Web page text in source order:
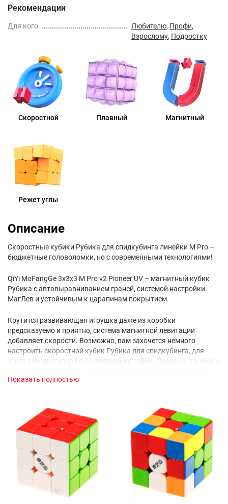
Рекомендации
Для кого Любителю, Профи,
Взрослому, Подростку
Скоростной Плавный Магнитный
Режет углы
Описание
Показать полностью
Скоростные кубики Рубика для спидкубинга линейки M Pro –
бюджетные головоломки, но с современными технологиями!
QiYi MoFangGe 3x3x3 M Pro v2 Pioneer UV – магнитный кубик
Рубика с автовыравниванием граней, системой настройки
МагЛев и устойчивым к царапинам покрытием.
Крутится развивающая игрушка даже из коробки
предсказуемо и приятно, система магнитной левитации
добавляет скорости. Возможно, вам захочется немного
настроить скоростной кубик Рубика для спидкубинга, для
этого вам доступно по 11 положений гайки. После настройки и
Такой регулировки хватит многим спидкуберам, которые
Крестовина с ответными магнитами в ножках углов и ребер
выравнивает грань автоматически, вы прикладываете
меньше усилий при вращении! Обычно такие технологии
ставят на флагманские дорогие модели.
Всего в игрушке 88 магнитов: 48 стандартных, 12 в системе
настройки, 28 в крестовине и ножках элементов. При этом
масса головоломки 76 гр.